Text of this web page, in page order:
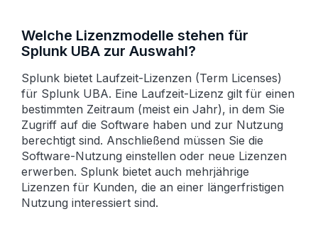
Welche Lizenzmodelle stehen für
Splunk UBA zur Auswahl?
Splunk bietet Laufzeit-Lizenzen (Term Licenses)
für Splunk UBA. Eine Laufzeit-Lizenz gilt für einen
bestimmten Zeitraum (meist ein Jahr), in dem Sie
Zugriff auf die Software haben und zur Nutzung
berechtigt sind. Anschließend müssen Sie die
Software-Nutzung einstellen oder neue Lizenzen
erwerben. Splunk bietet auch mehrjährige
Lizenzen für Kunden, die an einer länger­fristigen
Nutzung interessiert sind.